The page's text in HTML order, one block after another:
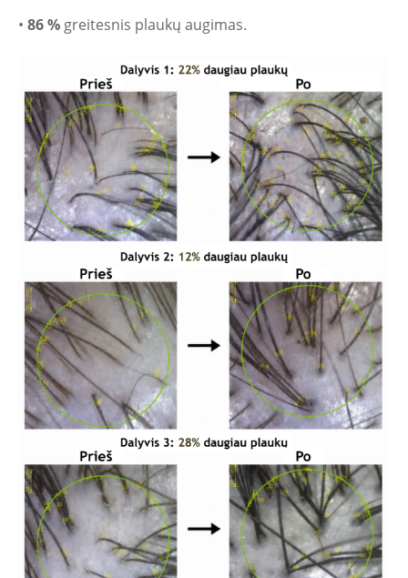
• 86 % greitesnis plaukų augimas.